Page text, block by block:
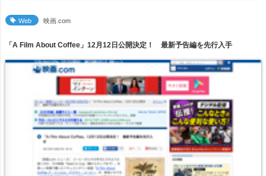
Web 映画.com
「A Film About Coffee」12月12日公開決定！ 最新予告編を先行入手